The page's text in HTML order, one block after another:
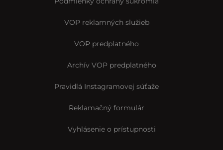
VOP reklamných služieb
VOP predplatného
Archív VOP predplatného
Pravidlá Instagramovej súťaže
Reklamačný formulár
Vyhlásenie o prístupnosti